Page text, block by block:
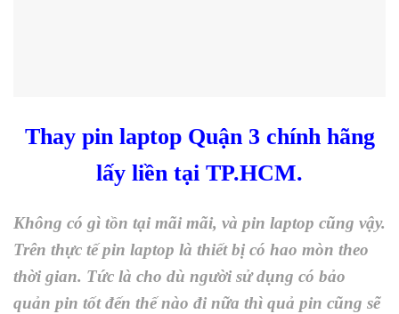
Thay pin laptop Quận 3 chính hãng
lấy liền tại TP.HCM.
Không có gì tồn tại mãi mãi, và pin laptop cũng vậy.
Trên thực tế pin laptop là thiết bị có hao mòn theo
thời gian. Tức là cho dù người sử dụng có bảo
quản pin tốt đến thế nào đi nữa thì quả pin cũng sẽ